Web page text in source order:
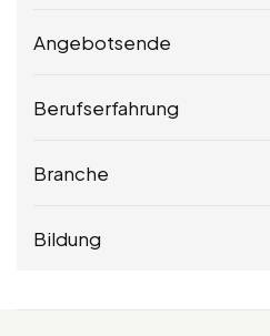
Angebotsende
Berufserfahrung
Branche
Bildung